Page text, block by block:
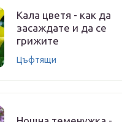
Кала цветя - как да
засаждате и да се
грижите
Цъфтящи